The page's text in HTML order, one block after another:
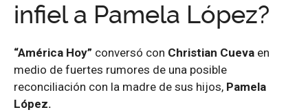
infiel a Pamela López?
“América Hoy” conversó con Christian Cueva en
medio de fuertes rumores de una posible
reconciliación con la madre de sus hijos, Pamela
López.